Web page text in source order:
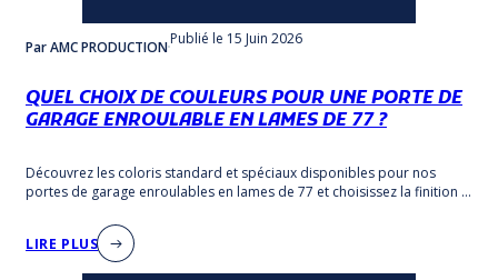
Par AMC PRODUCTIONPublié le 15 Juin 2026
QUEL CHOIX DE COULEURS POUR UNE PORTE DE
GARAGE ENROULABLE EN LAMES DE 77 ?
Découvrez les coloris standard et spéciaux disponibles pour nos
portes de garage enroulables en lames de 77 et choisissez la finition la
LIRE PLUS